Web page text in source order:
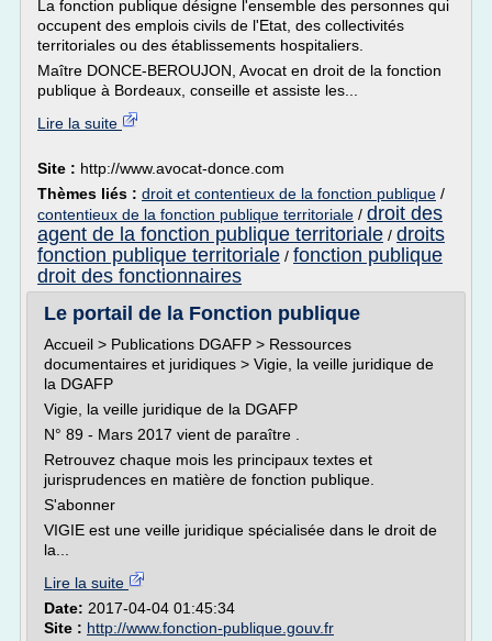
La fonction publique désigne l'ensemble des personnes qui
occupent des emplois civils de l'Etat, des collectivités
territoriales ou des établissements hospitaliers.
Maître DONCE-BEROUJON, Avocat en droit de la fonction
publique à Bordeaux, conseille et assiste les...
Lire la suite
Site : http://www.avocat-donce.com
Thèmes liés : droit et contentieux de la fonction publique /
contentieux de la fonction publique territoriale / droit des
agent de la fonction publique territoriale / droits
fonction publique territoriale / fonction publique
droit des fonctionnaires
Le portail de la Fonction publique
Accueil > Publications DGAFP > Ressources
documentaires et juridiques > Vigie, la veille juridique de
la DGAFP
Vigie, la veille juridique de la DGAFP
N° 89 - Mars 2017 vient de paraître .
Retrouvez chaque mois les principaux textes et
jurisprudences en matière de fonction publique.
S'abonner
VIGIE est une veille juridique spécialisée dans le droit de
la...
Lire la suite
Date: 2017-04-04 01:45:34
Site : http://www.fonction-publique.gouv.fr